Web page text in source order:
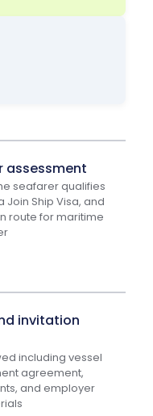
assessment
seafarer qualifies
Ship Visa, and
route for maritime
invitation
including vessel
agreement,
and employer